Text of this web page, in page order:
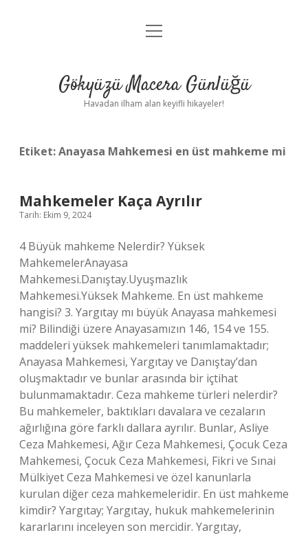
Anasayfa
Yasal Uyarı
menüyü
Gökyüzü Macera Günlüğü
Havadan ilham alan keyifli hikayeler!
Etiket:Anayasa Mahkemesi en üst mahkeme mi
Mahkemeler Kaça Ayrılır
Tarih: Ekim 9, 2024
4 Büyük mahkeme Nelerdir? Yüksek
MahkemelerAnayasa
Mahkemesi.Danıştay.Uyuşmazlık
Mahkemesi.Yüksek Mahkeme. En üst mahkeme
hangisi? 3. Yargıtay mı büyük Anayasa mahkemesi
mi? Bilindiği üzere Anayasamızın 146, 154 ve 155.
maddeleri yüksek mahkemeleri tanımlamaktadır;
Anayasa Mahkemesi, Yargıtay ve Danıştay’dan
oluşmaktadır ve bunlar arasında bir içtihat
bulunmamaktadır. Ceza mahkeme türleri nelerdir?
Bu mahkemeler, baktıkları davalara ve cezaların
ağırlığına göre farklı dallara ayrılır. Bunlar, Asliye
Ceza Mahkemesi, Ağır Ceza Mahkemesi, Çocuk Ceza
Mahkemesi, Çocuk Ceza Mahkemesi, Fikri ve Sınai
Mülkiyet Ceza Mahkemesi ve özel kanunlarla
kurulan diğer ceza mahkemeleridir. En üst mahkeme
kimdir? Yargıtay; Yargıtay, hukuk mahkemelerinin
kararlarını inceleyen son mercidir. Yargıtay,